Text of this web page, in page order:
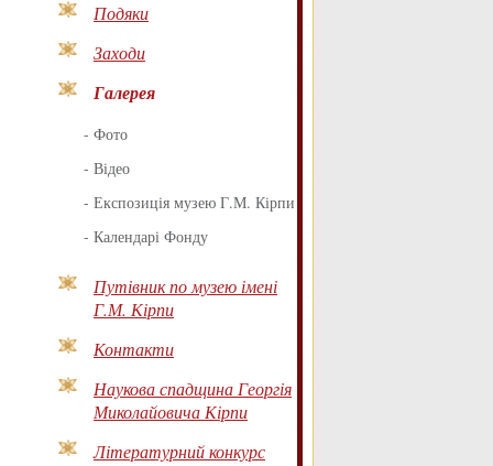
Подяки
Заходи
Галерея
- Фото
- Відео
- Експозиція музею Г.М. Кірпи
- Календарі Фонду
Путівник по музею імені
Г.М. Кірпи
Контакти
Наукова спадщина Георгія
Миколайовича Кірпи
Літературний конкурс